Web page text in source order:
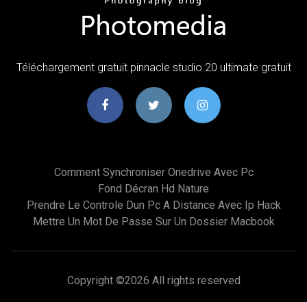
Téléchargement gratuit pinnacle studio 20 ultimate gratuit
Comment Synchroniser Onedrive Avec Pc
Fond Décran Hd Nature
Prendre Le Controle Dun Pc A Distance Avec Ip Hack
Mettre Un Mot De Passe Sur Un Dossier Macbook
Copyright ©2026 All rights reserved